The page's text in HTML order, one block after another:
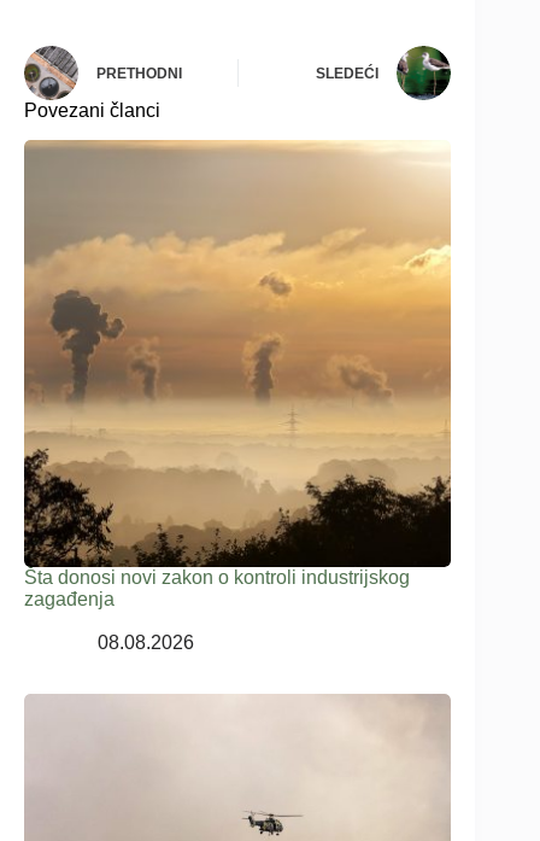
PRETHODNI SLEDEĆI
Povezani članci
Šta donosi novi zakon o kontroli industrijskog
zagađenja
08.08.2026